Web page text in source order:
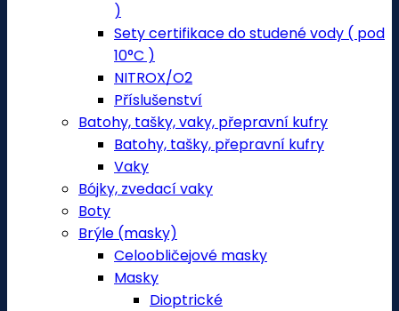
)
Sety certifikace do studené vody ( pod
10°C )
NITROX/O2
Příslušenství
Batohy, tašky, vaky, přepravní kufry
Batohy, tašky, přepravní kufry
Vaky
Bójky, zvedací vaky
Boty
Brýle (masky)
Celoobličejové masky
Masky
Dioptrické